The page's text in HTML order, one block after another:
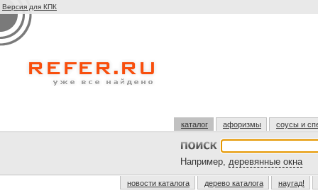
Версия для КПК
каталог афоризмы соусы и
Например, деревянные окна
новости каталога дерево каталога наугад!